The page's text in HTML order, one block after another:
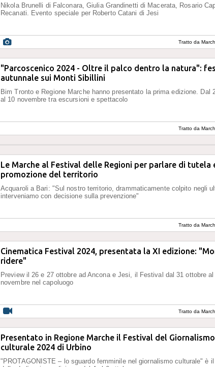
Nikola Brunelli di Falconara, Giulia Grandinetti di Macerata, Rosario
Recanati. Evento speciale per Roberto Catani di Jesi
Tratto da
"Parcoscenico 2024 - Oltre il palco dentro la natura":
autunnale sui Monti Sibillini
Bim Tronto e Regione Marche hanno presentato la prima edizione. Dal
al 10 novembre tra escursioni e spettacolo
Tratto da
Le Marche al Festival delle Regioni per parlare di tutela
promozione del territorio
Acquaroli a Bari: "Sul nostro territorio, drammaticamente colpito negli
interveniamo con decisione sulla prevenzione"
Tratto da
Cinematica Festival 2024, presentata la XI edizione:
ridere"
Preview il 26 e 27 ottobre ad Ancona e Jesi, il Festival dal 31 ottobre al
novembre nel capoluogo
Tratto da
Presentato in Regione Marche il Festival del Giornalismo
culturale 2024 di Urbino
"PROTAGONISTE – lo sguardo femminile nel giornalismo culturale" è